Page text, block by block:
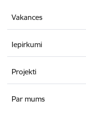
Vakances
Iepirkumi
Projekti
Par mums